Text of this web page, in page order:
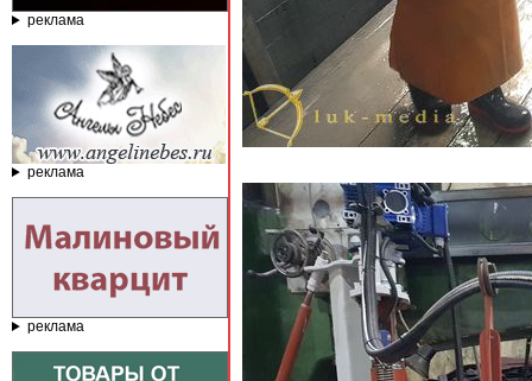
реклама
реклама
реклама